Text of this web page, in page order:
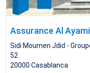
Assurance Al
Sidi Moumen Jdid -
52
20000 Casablanca